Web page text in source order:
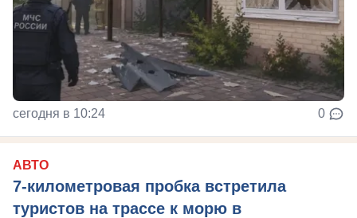
сегодня в 10:24 0
АВТО
7-километровая пробка встретила
туристов на трассе к морю в